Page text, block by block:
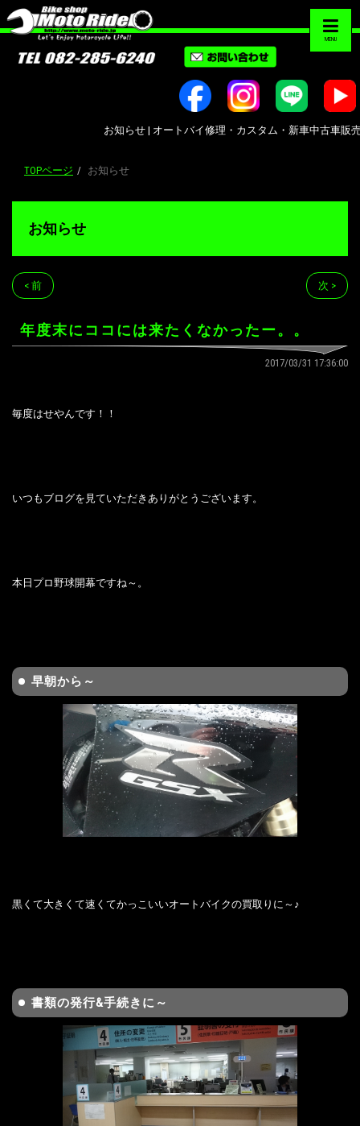
MENU
お知らせ | オートバイ修理・カスタム・新車中古車販売｜広
TOPページ お知らせ
お知らせ
< 前 次 >
年度末にココには来たくなかったー。。
2017/03/31 17:36:00
毎度はせやんです！！
いつもブログを見ていただきありがとうございます。
本日プロ野球開幕ですね～。
早朝から～
黒くて大きくて速くてかっこいいオートバイクの買取りに～♪
書類の発行&手続きに～